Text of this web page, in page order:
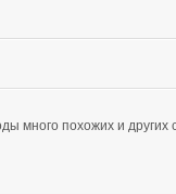
много похожих и